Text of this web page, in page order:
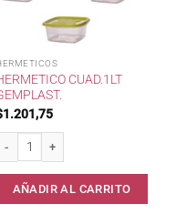
CUAD.1LT
1.201,75
Hermetico cuad.1lt Gemplast.
AÑADIR AL CARRITO